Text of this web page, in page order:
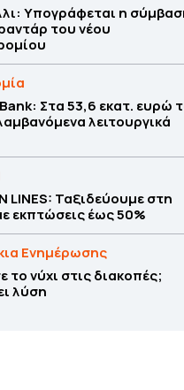
Υπογράφεται η
του νέου
Στα 53,6 εκατ. ευρώ
λειτουργικά
LINES: Ταξιδεύουμε στη
εκπτώσεις έως 50%
Ενημέρωσης
το νύχι στις διακοπές;
λύση